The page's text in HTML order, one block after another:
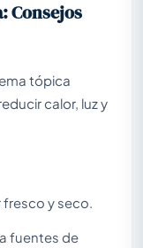
Consejos
tópica
calor, luz y
y seco.
fuentes de